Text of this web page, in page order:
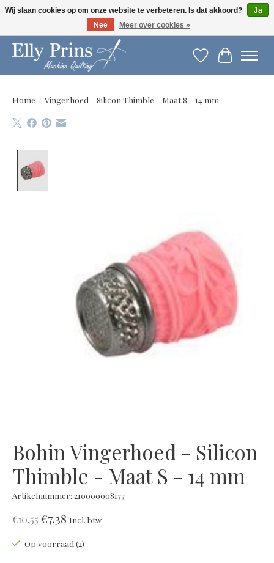
Let op: gewijzigde openingstijden!
Verlanglijst
Home / Vingerhoed - Silicon Thimble - Maat S - 14 mm
Bohin Vingerhoed - Silicon
Thimble - Maat S - 14 mm
Artikelnummer: 210000008177
€10,55€7,38 Incl. btw
Op voorraad (2)
Wij slaan cookies op om onze website te verbeteren. Is dat akkoord?
Ja
Nee
Meer over cookies »